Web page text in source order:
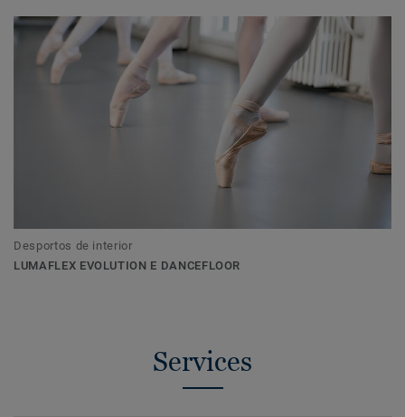
Desportos de interior
LUMAFLEX EVOLUTION E DANCEFLOOR
Services